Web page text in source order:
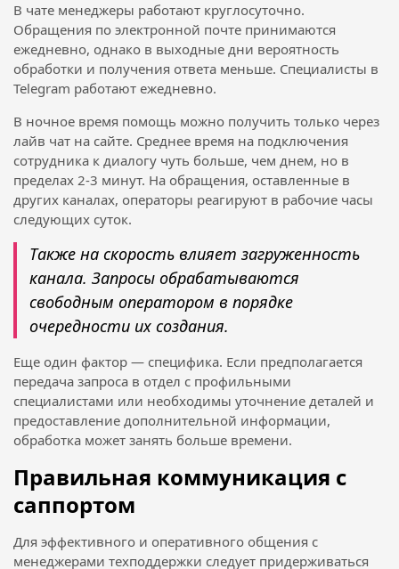
В чате менеджеры работают круглосуточно.
Обращения по электронной почте принимаются
ежедневно, однако в выходные дни вероятность
обработки и получения ответа меньше. Специалисты в
Telegram работают ежедневно.
В ночное время помощь можно получить только через
лайв чат на сайте. Среднее время на подключения
сотрудника к диалогу чуть больше, чем днем, но в
пределах 2-3 минут. На обращения, оставленные в
других каналах, операторы реагируют в рабочие часы
следующих суток.
Также на скорость влияет загруженность
канала. Запросы обрабатываются
свободным оператором в порядке
очередности их создания.
Еще один фактор — специфика. Если предполагается
передача запроса в отдел с профильными
специалистами или необходимы уточнение деталей и
предоставление дополнительной информации,
обработка может занять больше времени.
Правильная коммуникация с
саппортом
Для эффективного и оперативного общения с
менеджерами техподдержки следует придерживаться